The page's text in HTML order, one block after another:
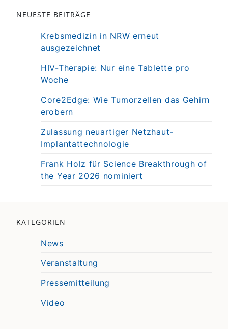
NEUESTE BEITRÄGE
Krebsmedizin in NRW erneut
ausgezeichnet
HIV-Therapie: Nur eine Tablette pro
Woche
Core2Edge: Wie Tumorzellen das Gehirn
erobern
Zulassung neuartiger Netzhaut-
Implantattechnologie
Frank Holz für Science Breakthrough of
the Year 2026 nominiert
KATEGORIEN
News
Veranstaltung
Pressemitteilung
Video